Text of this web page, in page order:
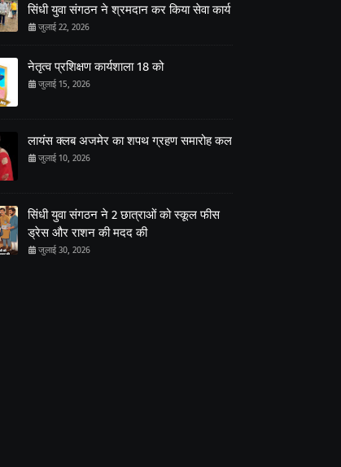
सिंधी युवा संगठन ने श्रमदान कर किया सेवा कार्य
जुलाई 22, 2026
नेतृत्व प्रशिक्षण कार्यशाला 18 को
जुलाई 15, 2026
लायंस क्लब अजमेर का शपथ ग्रहण समारोह कल
जुलाई 10, 2026
सिंधी युवा संगठन ने 2 छात्राओं को स्कूल फीस
ड्रेस और राशन की मदद की
जुलाई 30, 2026